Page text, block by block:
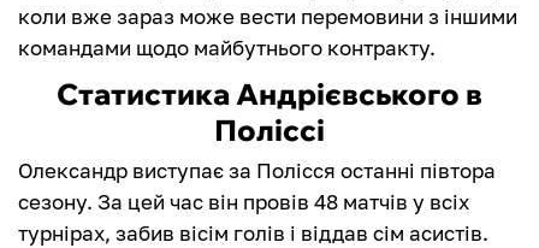
коли вже зараз може вести перемовини з іншими
командами щодо майбутнього контракту.
Статистика Андрієвського в
Поліссі
Олександр виступає за Полісся останні півтора
сезону. За цей час він провів 48 матчів у всіх
турнірах, забив вісім голів і віддав сім асистів.